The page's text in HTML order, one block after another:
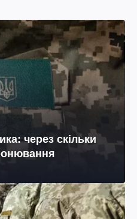
через скільки